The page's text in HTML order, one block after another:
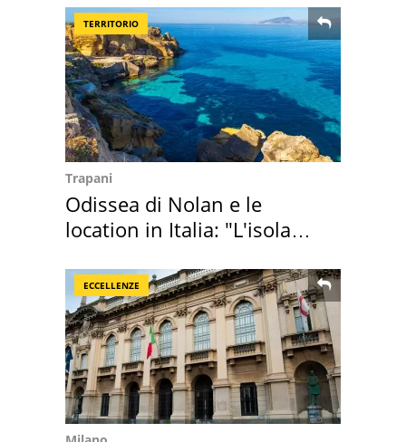
TERRITORIO
Trapani
Odissea di Nolan e le
location in Italia: "L'isola
ECCELLENZE